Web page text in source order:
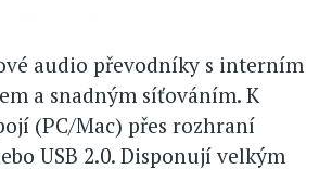
audio převodníky s interním
a snadným síťováním. K
(PC/Mac) přes rozhraní
USB 2.0. Disponují velkým